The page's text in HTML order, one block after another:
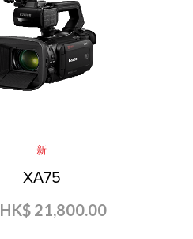
新
XA75
HK$ 21,800.00